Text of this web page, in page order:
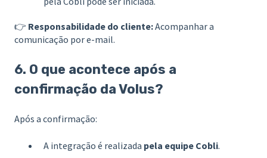
👉 Responsabilidade do cliente:Acompanhar a
comunicação por e-mail.
6. O que acontece após a
confirmação da Volus?
Após a confirmação:
A integração é realizada pela equipe Cobli.